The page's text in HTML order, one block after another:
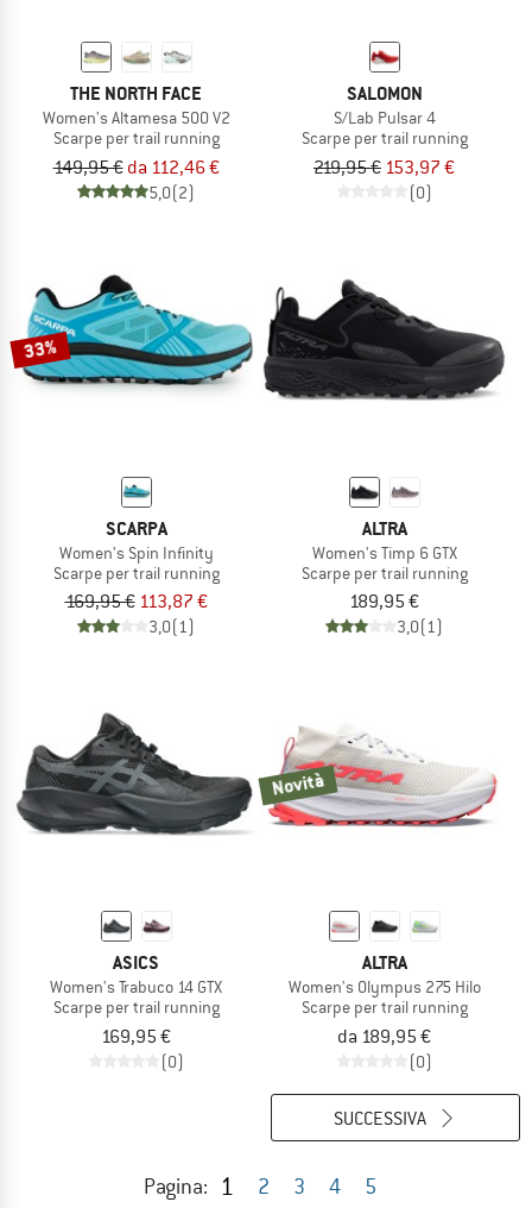
THE NORTH FACE
Women's Altamesa 500 V2
Scarpe per trail running
149,95 € da 112,46 €
5,0(2)
SALOMON
S/Lab Pulsar 4
Scarpe per trail running
219,95 € 153,97 €
(0)
33%
SCARPA
Women's Spin Infinity
Scarpe per trail running
169,95 € 113,87 €
3,0(1)
ALTRA
Women's Timp 6 GTX
Scarpe per trail running
189,95 €
3,0(1)
ASICS
Women's Trabuco 14 GTX
Scarpe per trail running
169,95 €
(0)
Novità
ALTRA
Women's Olympus 275 Hilo
Scarpe per trail running
da 189,95 €
(0)
Pagina: 1 2 3 4 5
SUCCESSIVA